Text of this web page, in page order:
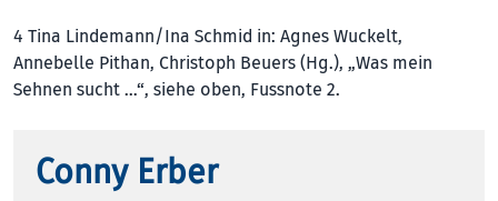
4 Tina Lindemann/Ina Schmid in: Agnes Wuckelt,
Annebelle Pithan, Christoph Beuers (Hg.), „Was mein
Sehnen sucht …“, siehe oben, Fussnote 2.
Conny Erber